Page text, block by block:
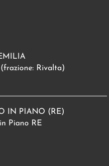
Rivalta)
IN PIANO (RE)
Piano RE